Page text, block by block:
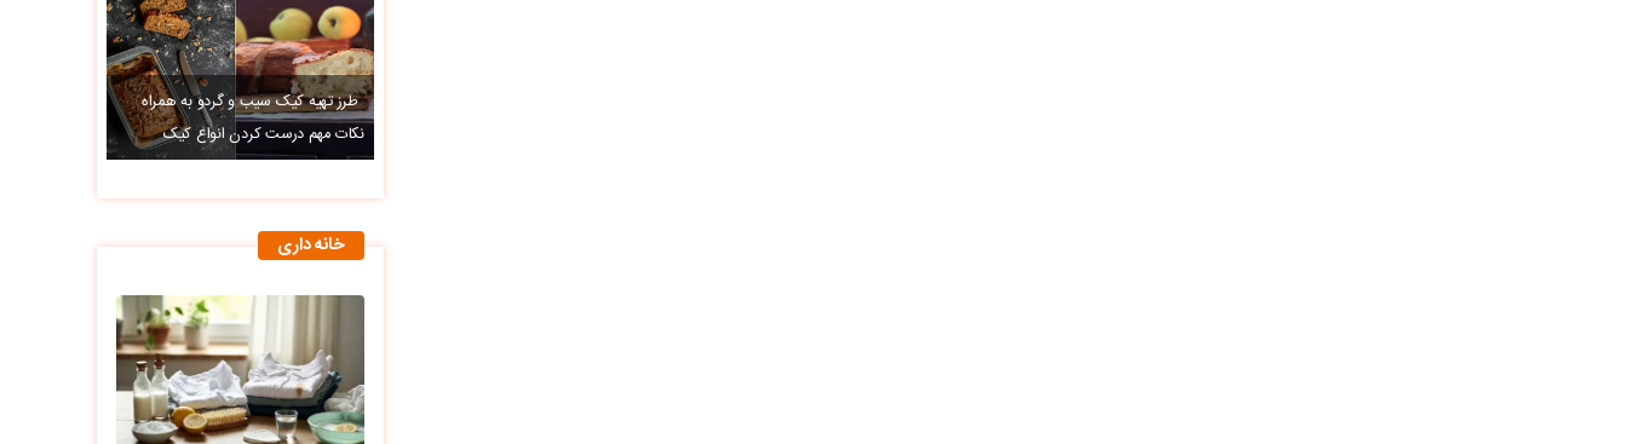
طرز تهیه کیک سیب و گردو به همراه
نکات مهم درست کردن انواع کیک
خانه داری